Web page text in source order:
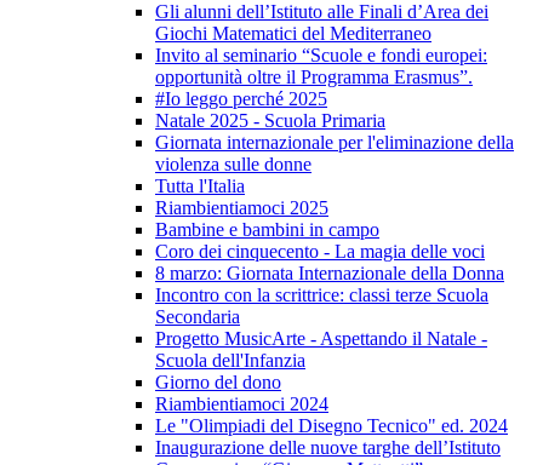
Gli alunni dell’Istituto alle Finali d’Area dei
Giochi Matematici del Mediterraneo
Invito al seminario “Scuole e fondi europei:
opportunità oltre il Programma Erasmus”.
#Io leggo perché 2025
Natale 2025 - Scuola Primaria
Giornata internazionale per l'eliminazione della
violenza sulle donne
Tutta l'Italia
Riambientiamoci 2025
Bambine e bambini in campo
Coro dei cinquecento - La magia delle voci
8 marzo: Giornata Internazionale della Donna
Incontro con la scrittrice: classi terze Scuola
Secondaria
Progetto MusicArte - Aspettando il Natale -
Scuola dell'Infanzia
Giorno del dono
Riambientiamoci 2024
Le "Olimpiadi del Disegno Tecnico" ed. 2024
Inaugurazione delle nuove targhe dell’Istituto